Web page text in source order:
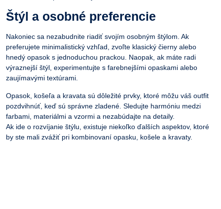
Štýl a osobné preferencie
Nakoniec sa nezabudnite riadiť svojím osobným štýlom. Ak
preferujete minimalistický vzhľad, zvoľte klasický čierny alebo
hnedý opasok s jednoduchou prackou. Naopak, ak máte radi
výraznejší štýl, experimentujte s farebnejšími opaskami alebo
zaujímavými textúrami.
Opasok, košeľa a kravata sú dôležité prvky, ktoré môžu váš outfit
pozdvihnúť, keď sú správne zladené. Sledujte harmóniu medzi
farbami, materiálmi a vzormi a nezabúdajte na detaily.
Ak ide o rozvíjanie štýlu, existuje niekoľko ďalších aspektov, ktoré
by ste mali zvážiť pri kombinovaní opasku, košele a kravaty.